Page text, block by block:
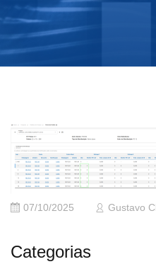
07/10/2025 Gustavo
Categorias